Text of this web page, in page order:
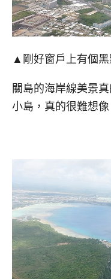
▲剛好窗戶上有個黑
關島的海岸線美景
小島，真的很難想像